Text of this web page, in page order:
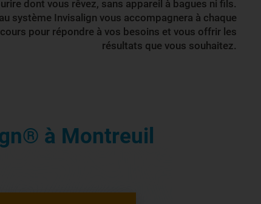
dont vous rêvez, sans appareil à bagues ni fils.
système Invisalign vous accompagnera à chaque
pour répondre à vos besoins et vous offrir les
résultats que vous souhaitez.
à Montreuil